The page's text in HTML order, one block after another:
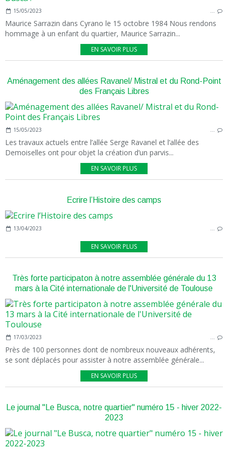
15/05/2023 …
Maurice Sarrazin dans Cyrano le 15 octobre 1984 Nous rendons
hommage à un enfant du quartier, Maurice Sarrazin...
EN SAVOIR PLUS
Aménagement des allées Ravanel/ Mistral et du Rond-Point
des Français Libres
15/05/2023 …
Les travaux actuels entre l’allée Serge Ravanel et l’allée des
Demoiselles ont pour objet la création d’un parvis...
EN SAVOIR PLUS
Ecrire l’Histoire des camps
13/04/2023 …
EN SAVOIR PLUS
Très forte participaton à notre assemblée générale du 13
mars à la Cité internationale de l'Université de Toulouse
17/03/2023 …
Près de 100 personnes dont de nombreux nouveaux adhérents,
se sont déplacés pour assister à notre assemblée générale...
EN SAVOIR PLUS
Le journal "Le Busca, notre quartier" numéro 15 - hiver 2022-
2023